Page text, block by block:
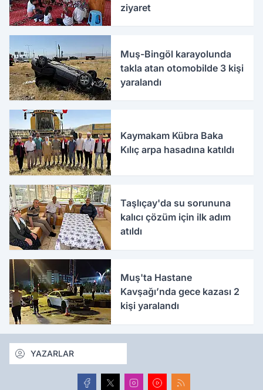
ziyaret
Muş-Bingöl karayolunda
takla atan otomobilde 3 kişi
yaralandı
Kaymakam Kübra Baka
Kılıç arpa hasadına katıldı
Taşlıçay'da su sorununa
kalıcı çözüm için ilk adım
atıldı
Muş'ta Hastane
Kavşağı’nda gece kazası 2
kişi yaralandı
YAZARLAR